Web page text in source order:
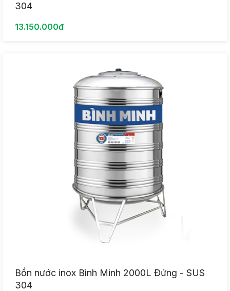
304
13.150.000đ
Bồn nước inox Bình Minh 2000L Đứng - SUS
304